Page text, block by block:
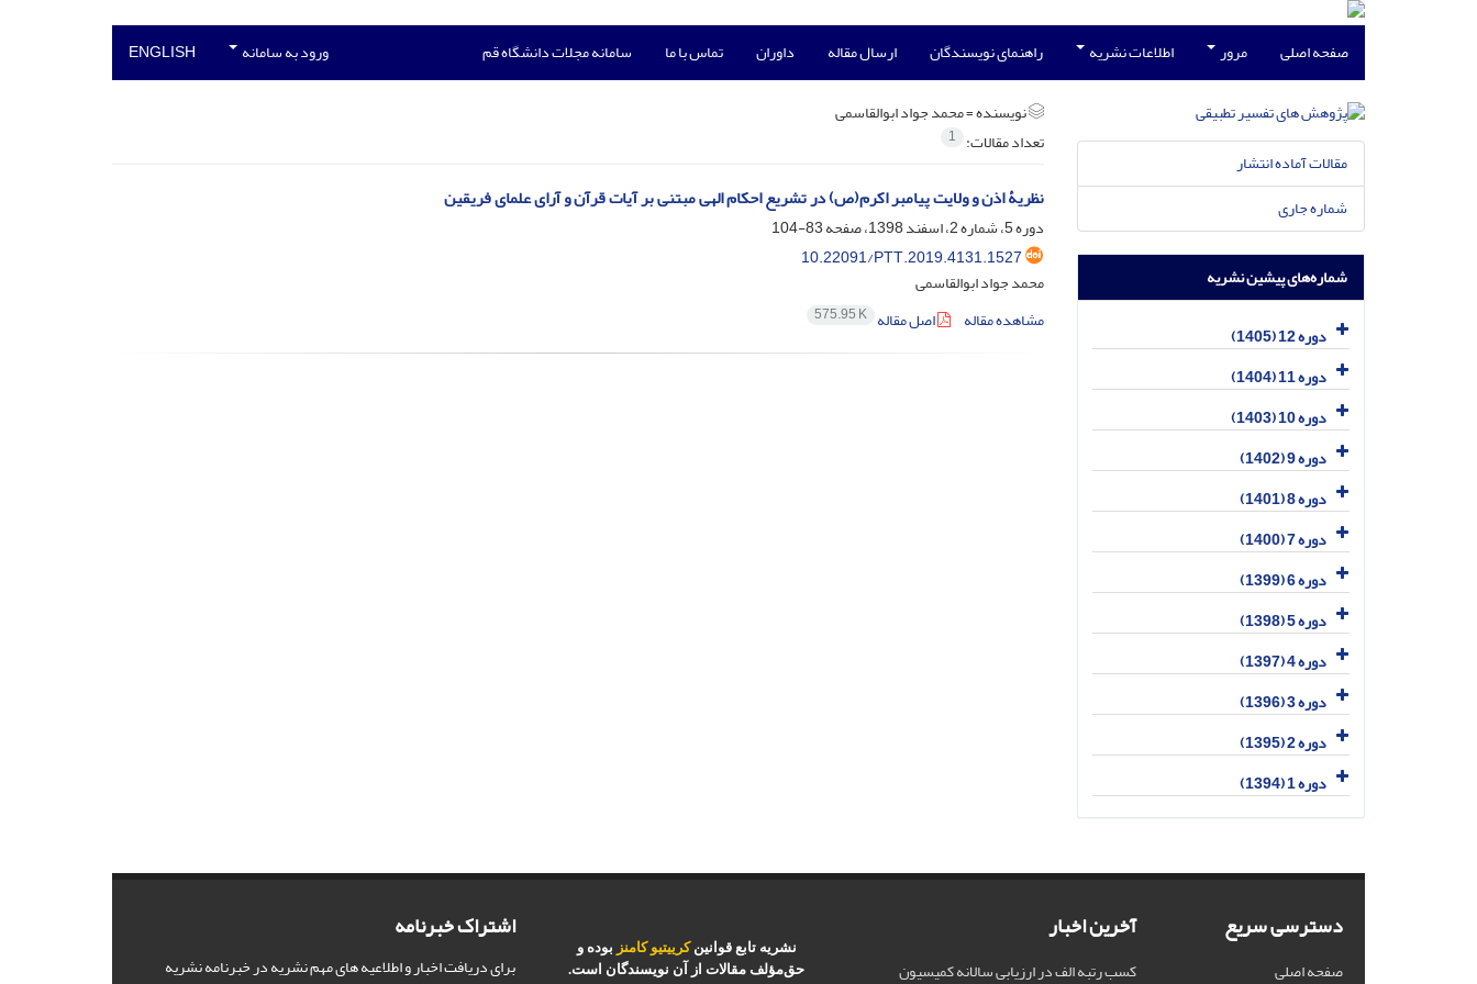
صفحه اصلی مرور اطلاعات نشریه راهنمای نویسندگان ارسال مقاله داوران تماس با ما سامانه مجلات دانشگاه قم ورود به سامانه ENGLISH
نویسنده =محمد جواد ابوالقاسمی
تعداد مقالات: 1
نظریۀ اذن و ولایت پیامبر اکرم(ص) در تشریع احکام الهی مبتنی بر آیات قرآن و آرای علمای فریقین
دوره 5، شماره 2، اسفند 1398، صفحه
83-104
10.22091/PTT.2019.4131.1527
محمد جواد ابوالقاسمی
مشاهده مقاله
اصل مقاله 575.95 K
مقالات آماده انتشار
شماره جاری
شماره‌های پیشین نشریه
دوره 12 (1405)
دوره 11 (1404)
دوره 10 (1403)
دوره 9 (1402)
دوره 8 (1401)
دوره 7 (1400)
دوره 6 (1399)
دوره 5 (1398)
دوره 4 (1397)
دوره 3 (1396)
دوره 2 (1395)
دوره 1 (1394)
دسترسی سریع
صفحه اصلی
آخرین اخبار
کسب رتبه الف در ارزیابی سالانه کمیسیون
نشریه تابع قوانین کرییتیو کامنز بوده و
حق‌مؤلف مقالات از آن نویسندگان است.
اشتراک خبرنامه
برای دریافت اخبار و اطلاعیه های مهم نشریه در خبرنامه نشریه